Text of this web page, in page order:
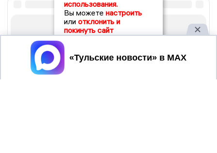
использования.
Вы можете настроить
или отклонить и
покинуть сайт
Принять